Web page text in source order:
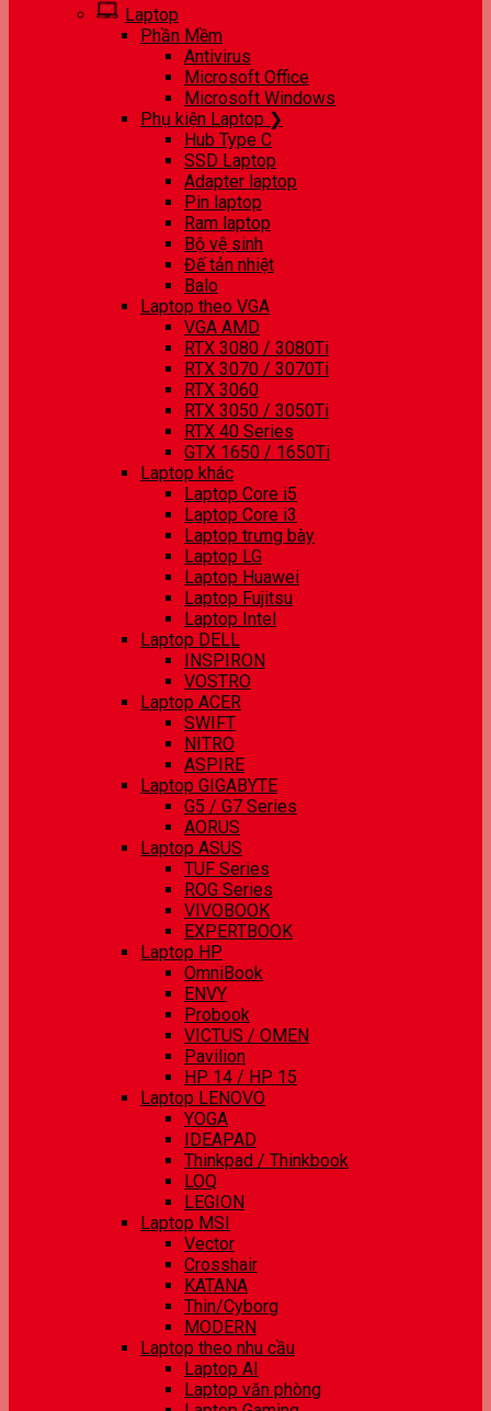
Laptop
Phần Mềm
Antivirus
Microsoft Office
Microsoft Windows
Phụ kiện Laptop ❯
Hub Type C
SSD Laptop
Adapter laptop
Pin laptop
Ram laptop
Bộ vệ sinh
Đế tản nhiệt
Balo
Laptop theo VGA
VGA AMD
RTX 3080 / 3080Ti
RTX 3070 / 3070Ti
RTX 3060
RTX 3050 / 3050Ti
RTX 40 Series
GTX 1650 / 1650Ti
Laptop khác
Laptop Core i5
Laptop Core i3
Laptop trưng bày
Laptop LG
Laptop Huawei
Laptop Fujitsu
Laptop Intel
Laptop DELL
INSPIRON
VOSTRO
Laptop ACER
SWIFT
NITRO
ASPIRE
Laptop GIGABYTE
G5 / G7 Series
AORUS
Laptop ASUS
TUF Series
ROG Series
VIVOBOOK
EXPERTBOOK
Laptop HP
OmniBook
ENVY
Probook
VICTUS / OMEN
Pavilion
HP 14 / HP 15
Laptop LENOVO
YOGA
IDEAPAD
Thinkpad / Thinkbook
LOQ
LEGION
Laptop MSI
Vector
Crosshair
KATANA
Thin/Cyborg
MODERN
Laptop theo nhu cầu
Laptop AI
Laptop văn phòng